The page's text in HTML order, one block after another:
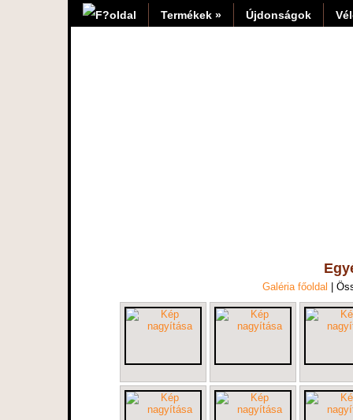
Termékek » Újdonságok
Galéria főoldal |